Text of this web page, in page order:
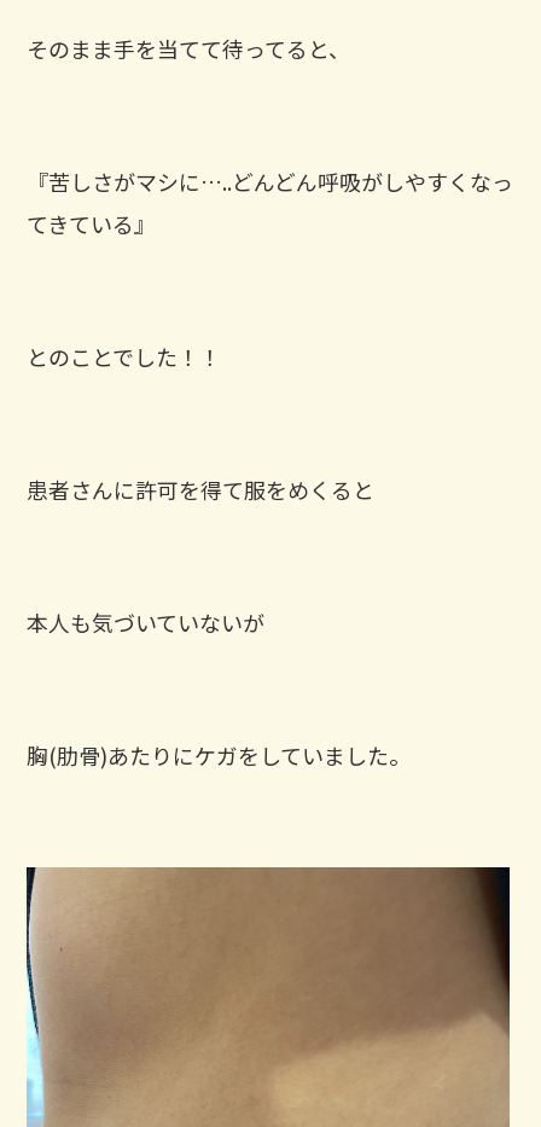
そのまま手を当てて待ってると、
『苦しさがマシに…..どんどん呼吸がしやすくなっ
てきている』
とのことでした！！
患者さんに許可を得て服をめくると
本人も気づいていないが
胸(肋骨)あたりにケガをしていました。